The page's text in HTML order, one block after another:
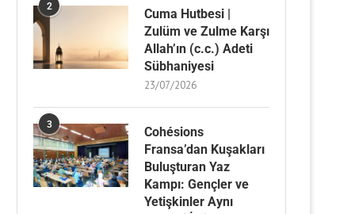
2
Cuma Hutbesi |
Zulüm ve Zulme Karşı
Allah’ın (c.c.) Adeti
Sübhaniyesi
23/07/2026
3
Cohésions
Fransa’dan Kuşakları
Buluşturan Yaz
Kampı: Gençler ve
Yetişkinler Aynı